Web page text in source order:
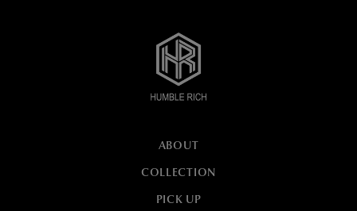
ABOUT
COLLECTION
PICK UP